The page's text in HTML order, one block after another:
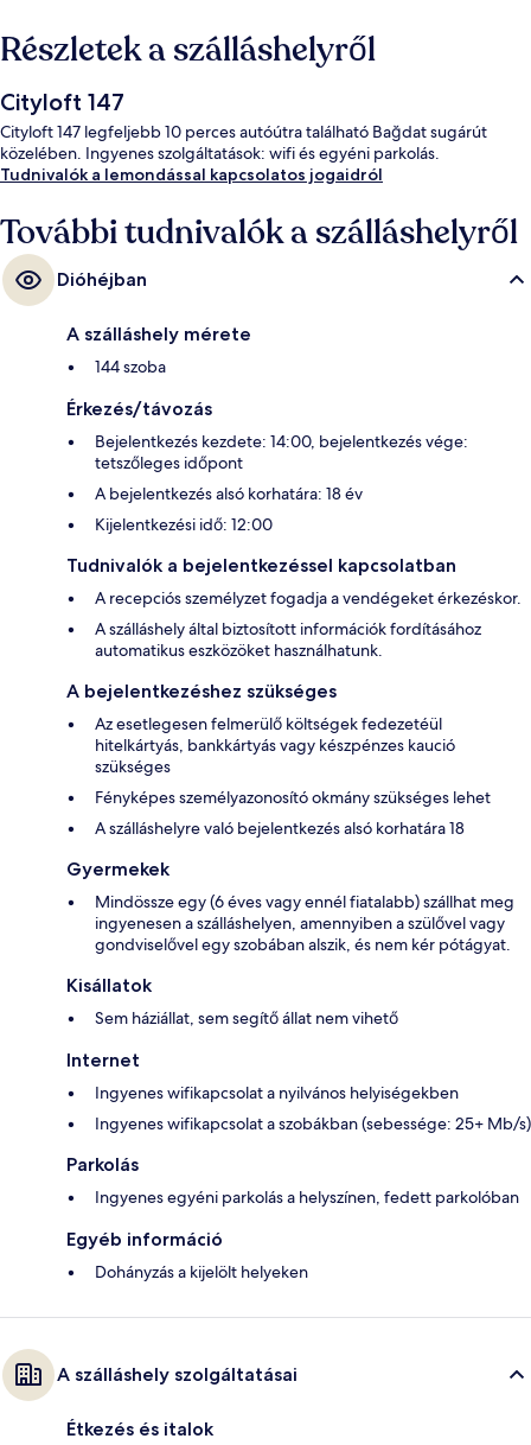
Részletek a szálláshelyről
Cityloft 147
Cityloft 147 legfeljebb 10 perces autóútra található Bağdat sugárút
közelében. Ingyenes szolgáltatások: wifi és egyéni parkolás.
Tudnivalók a lemondással kapcsolatos jogaidról
További tudnivalók a szálláshelyről
Dióhéjban
A szálláshely mérete
144 szoba
Érkezés/távozás
Bejelentkezés kezdete: 14:00, bejelentkezés vége:
tetszőleges időpont
A bejelentkezés alsó korhatára: 18 év
Kijelentkezési idő: 12:00
Tudnivalók a bejelentkezéssel kapcsolatban
A recepciós személyzet fogadja a vendégeket érkezéskor.
A szálláshely által biztosított információk fordításához
automatikus eszközöket használhatunk.
A bejelentkezéshez szükséges
Az esetlegesen felmerülő költségek fedezetéül
hitelkártyás, bankkártyás vagy készpénzes kaució
szükséges
Fényképes személyazonosító okmány szükséges lehet
A szálláshelyre való bejelentkezés alsó korhatára 18
Gyermekek
Mindössze egy (6 éves vagy ennél fiatalabb) szállhat meg
ingyenesen a szálláshelyen, amennyiben a szülővel vagy
gondviselővel egy szobában alszik, és nem kér pótágyat.
Kisállatok
Sem háziállat, sem segítő állat nem vihető
Internet
Ingyenes wifikapcsolat a nyilvános helyiségekben
Ingyenes wifikapcsolat a szobákban (sebessége: 25+ Mb/s)
Parkolás
Ingyenes egyéni parkolás a helyszínen, fedett parkolóban
Egyéb információ
Dohányzás a kijelölt helyeken
A szálláshely szolgáltatásai
Étkezés és italok